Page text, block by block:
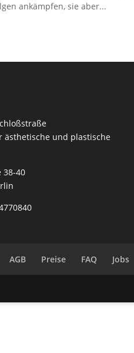
ankämpfen, sie aber...
ästhetische und plastische
38-40
AGB Preise FAQ Jobs